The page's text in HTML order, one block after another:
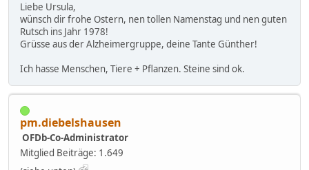
Liebe Ursula,
wünsch dir frohe Ostern, nen tollen Namenstag und nen guten
Rutsch ins Jahr 1978!
Grüsse aus der Alzheimergruppe, deine Tante Günther!
Ich hasse Menschen, Tiere + Pflanzen. Steine sind ok.
pm.diebelshausen
OFDb-Co-Administrator
Mitglied Beiträge: 1.649